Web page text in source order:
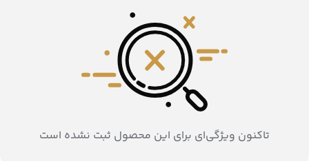
تاکنون ویژگی‌ای برای این محصول ثبت نشده است